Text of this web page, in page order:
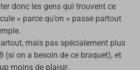
donc les gens qui trouvent ce
» parce qu’on « passe partout
mais pas spécialement plus
(si on a besoin de ce braquet), et
moins de plaisir.